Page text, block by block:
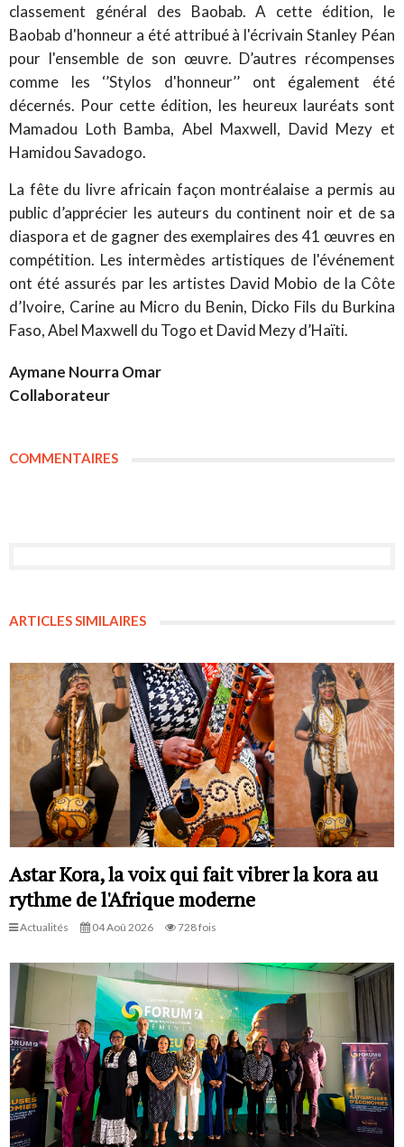
classement général des Baobab. A cette édition, le
Baobab d'honneur a été attribué à l'écrivain Stanley Péan
pour l'ensemble de son œuvre. D’autres récompenses
comme les ‘’Stylos d'honneur’’ ont également été
décernés. Pour cette édition, les heureux lauréats sont
Mamadou Loth Bamba, Abel Maxwell, David Mezy et
Hamidou Savadogo.
La fête du livre africain façon montréalaise a permis au
public d’apprécier les auteurs du continent noir et de sa
diaspora et de gagner des exemplaires des 41 œuvres en
compétition. Les intermèdes artistiques de l'événement
ont été assurés par les artistes David Mobio de la Côte
d’Ivoire, Carine au Micro du Benin, Dicko Fils du Burkina
Faso, Abel Maxwell du Togo et David Mezy d’Haïti.
Aymane Nourra Omar
Collaborateur
COMMENTAIRES
ARTICLES SIMILAIRES
Astar Kora, la voix qui fait vibrer la kora au
rythme de l'Afrique moderne
Actualités 04 Aoû 2026 728 fois